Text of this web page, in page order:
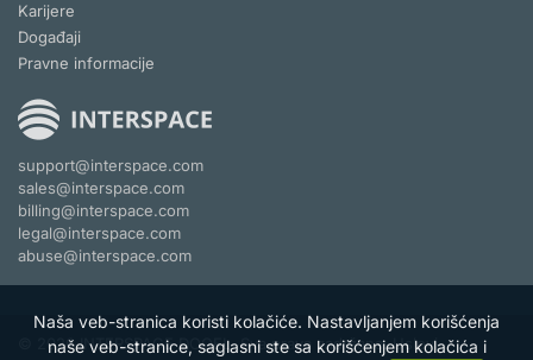
Karijere
Događaji
Pravne informacije
support@interspace.com
sales@interspace.com
billing@interspace.com
legal@interspace.com
abuse@interspace.com
© 2026 INTERSPACE DOOEL. Sva prava zadržana.Uslovi
Naša veb-stranica koristi kolačiće. Nastavljanjem korišćenja
naše veb-stranice, saglasni ste sa korišćenjem kolačića i